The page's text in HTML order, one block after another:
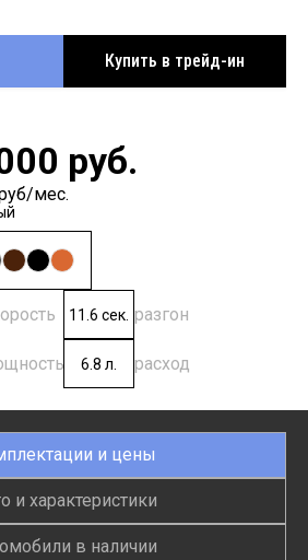
11.6 сек. разгон
6.8 л. расход
руб.
мес.
Купить в трейд-ин
и цены
и характеристики
в наличии